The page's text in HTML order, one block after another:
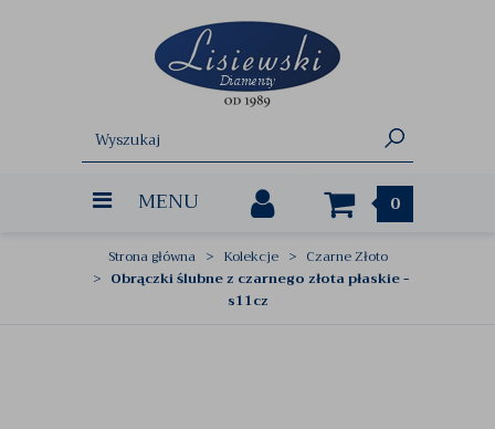
MENU 0
Strona główna Kolekcje
Czarne Złoto
Obrączki ślubne z czarnego złota płaskie -
s11cz